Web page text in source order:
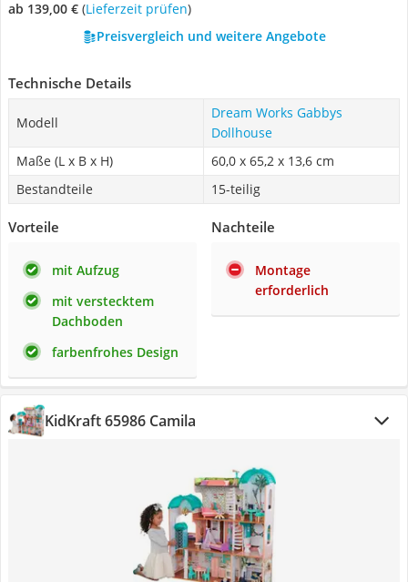
ab 139,00 € (Lieferzeit prüfen)
Preisvergleich und weitere Angebote
Technische Details
Modell
Dream Works Gabbys
Dollhouse
Maße (L x B x H)
60,0 x 65,2 x 13,6 cm
Bestandteile
15-teilig
Vorteile
mit Aufzug
mit verstecktem
Dachboden
farbenfrohes Design
Nachteile
Montage
erforderlich
KidKraft 65986 Camila